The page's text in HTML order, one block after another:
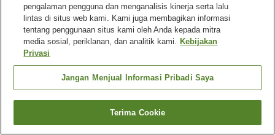
Beranda Amerika Serikat Texas
County Travis
Lakeway Resort and Spa
Cari kamar
pengalaman pengguna dan menganalisis kinerja serta lalu
lintas di situs web kami. Kami juga membagikan informasi
tentang penggunaan situs kami oleh Anda kepada mitra
media sosial, periklanan, dan analitik kami. Kebijakan
Privasi
Jangan Menjual Informasi Pribadi Saya
Terima Cookie